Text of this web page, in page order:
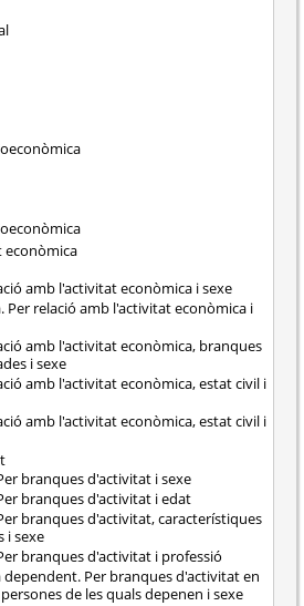
econòmica
amb l'activitat econòmica i sexe
Per relació amb l'activitat econòmica i
amb l'activitat econòmica, branques
i sexe
amb l'activitat econòmica, estat civil i
amb l'activitat econòmica, estat civil i
branques d'activitat i sexe
branques d'activitat i edat
branques d'activitat, característiques
i sexe
branques d'activitat i professió
dependent. Per branques d'activitat en
de les quals depenen i sexe